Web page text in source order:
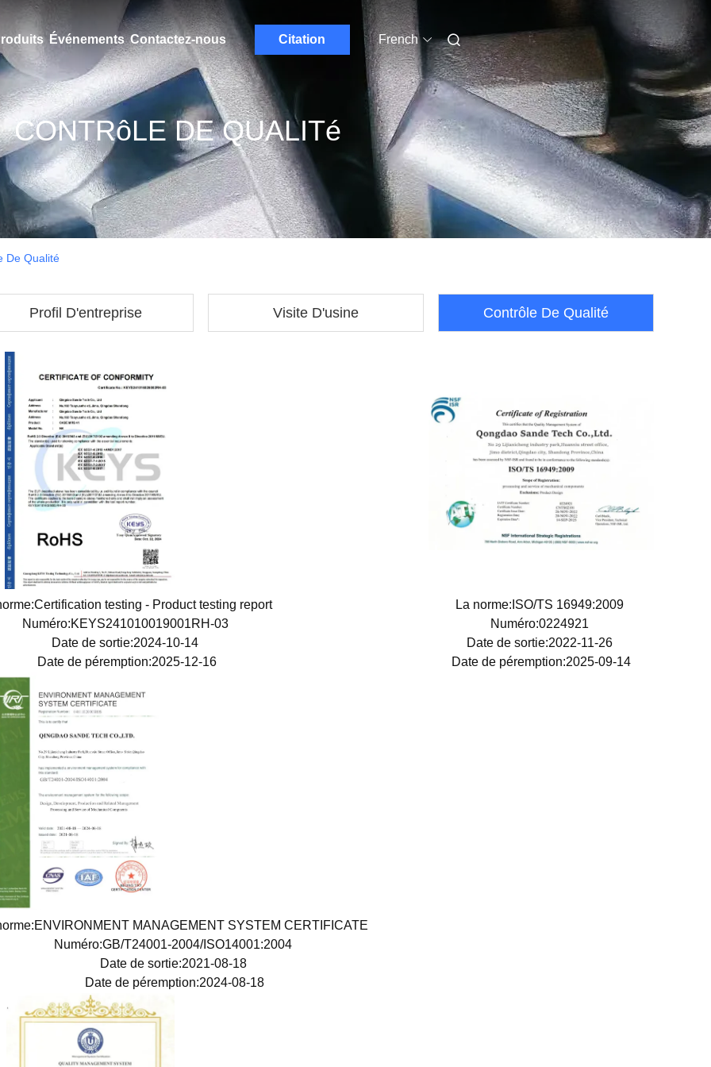
Événements Contactez-nous Citation French
CONTRôLE DE QUALITé
De Qualité
Profil D'entreprise Visite D'usine Contrôle De Qualité
testing - Product testing report
Numéro:KEYS241010019001RH-03
Date de sortie:2024-10-14
Date de péremption:2025-12-16
La norme:ISO/TS 16949:2009
Numéro:0224921
Date de sortie:2022-11-26
Date de péremption:2025-09-14
MANAGEMENT SYSTEM CERTIFICATE
Numéro:GB/T24001-2004/ISO14001:2004
Date de sortie:2021-08-18
Date de péremption:2024-08-18